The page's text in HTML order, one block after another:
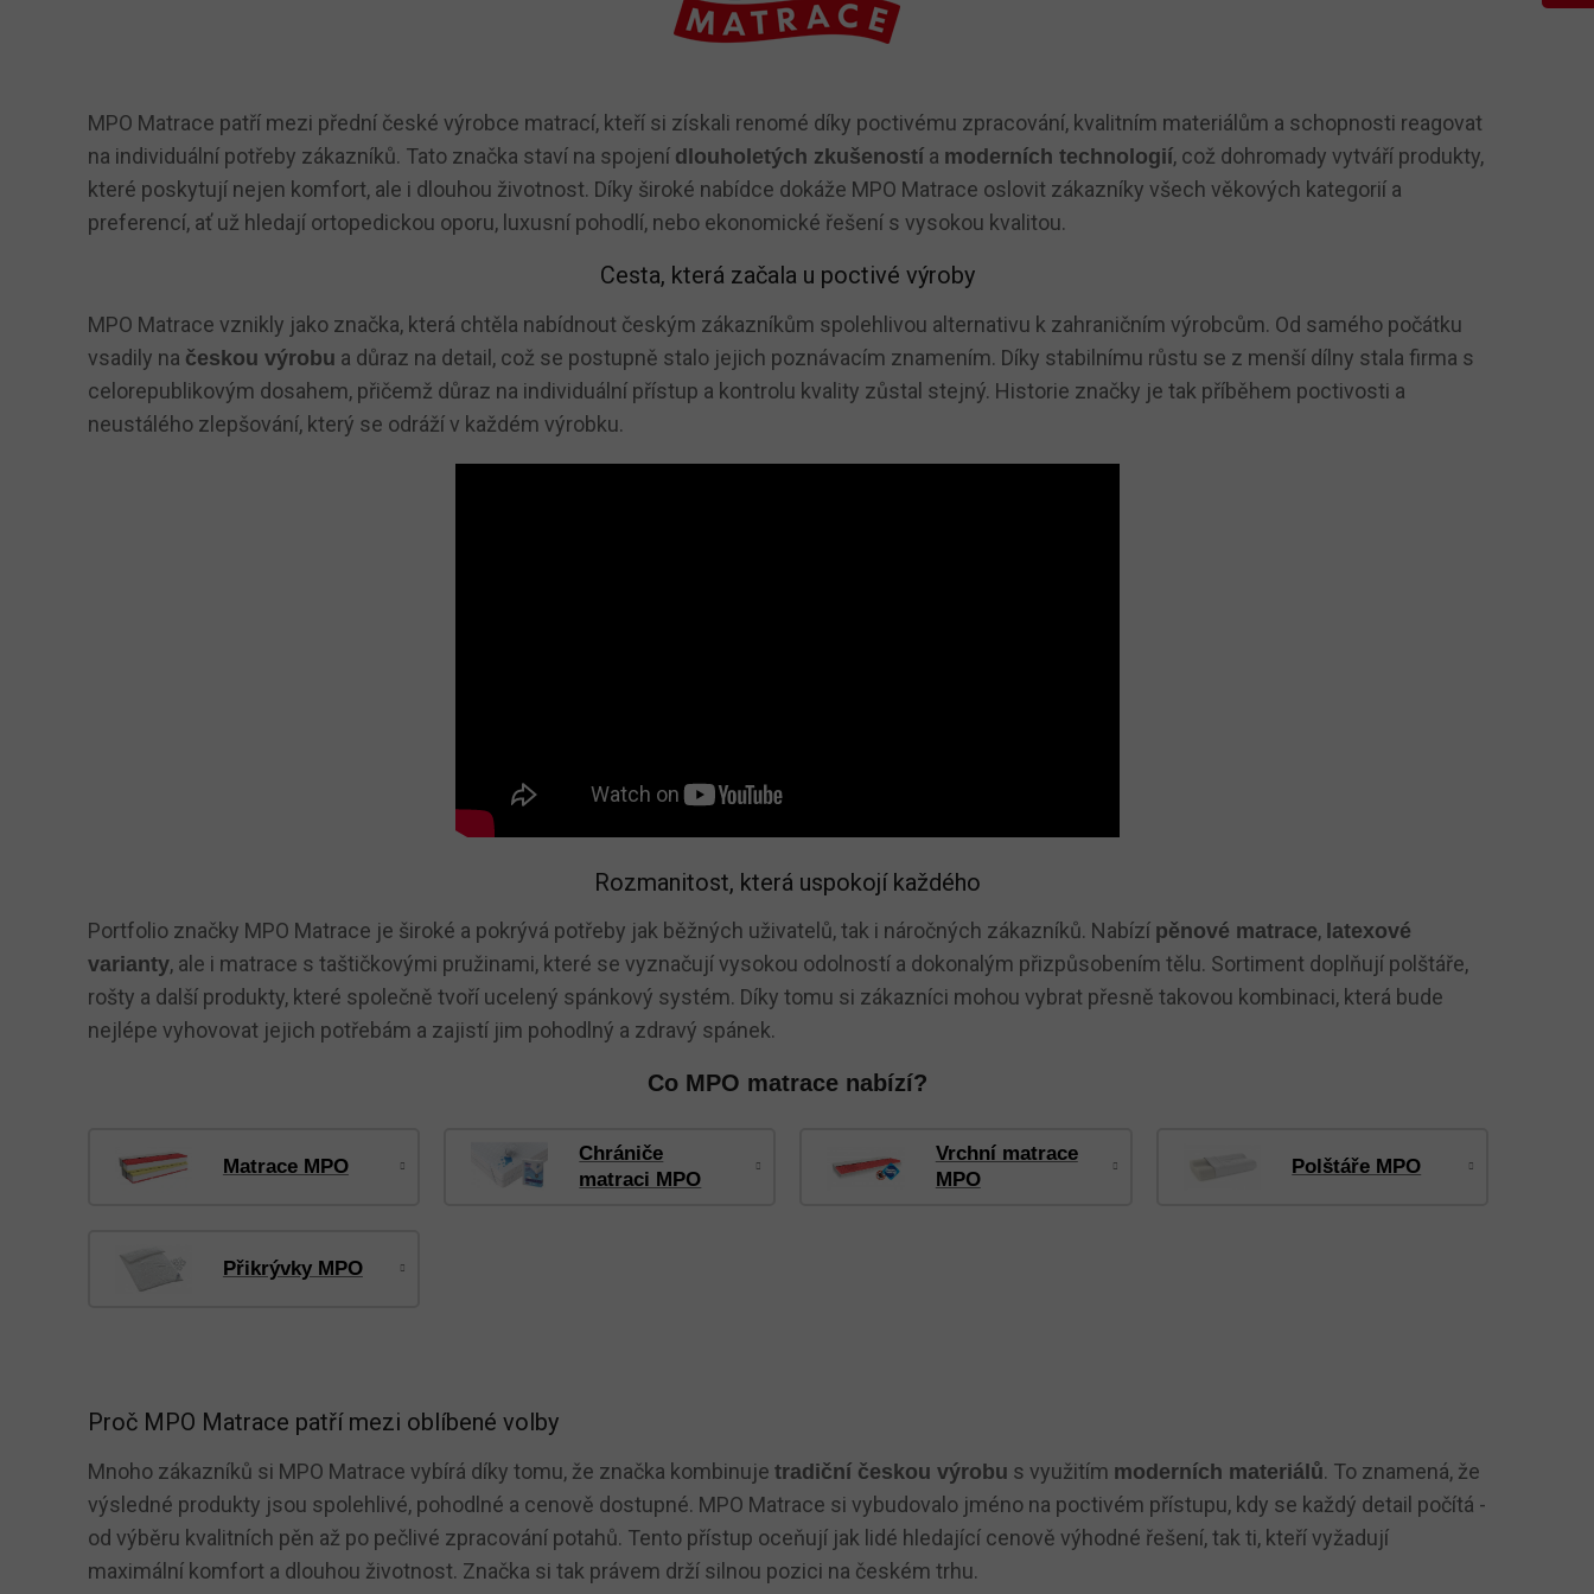
MPO Matrace patří mezi přední české výrobce matrací, kteří si získali renomé díky poctivému zpracování, kvalitním materiálům a schopnosti reagovat
na individuální potřeby zákazníků. Tato značka staví na spojení dlouholetých zkušenostía moderních technologií, což dohromady vytváří produkty,
které poskytují nejen komfort, ale i dlouhou životnost. Díky široké nabídce dokáže MPO Matrace oslovit zákazníky všech věkových kategorií a
preferencí, ať už hledají ortopedickou oporu, luxusní pohodlí, nebo ekonomické řešení s vysokou kvalitou.
Cesta, která začala u poctivé výroby
MPO Matrace vznikly jako značka, která chtěla nabídnout českým zákazníkům spolehlivou alternativu k zahraničním výrobcům. Od samého počátku
vsadily na českou výrobu a důraz na detail, což se postupně stalo jejich poznávacím znamením. Díky stabilnímu růstu se z menší dílny stala firma s
celorepublikovým dosahem, přičemž důraz na individuální přístup a kontrolu kvality zůstal stejný. Historie značky je tak příběhem poctivosti a
neustálého zlepšování, který se odráží v každém výrobku.
Rozmanitost, která uspokojí každého
Portfolio značky MPO Matrace je široké a pokrývá potřeby jak běžných uživatelů, tak i náročných zákazníků. Nabízí pěnové matrace, latexové
varianty, ale i matrace s taštičkovými pružinami, které se vyznačují vysokou odolností a dokonalým přizpůsobením tělu. Sortiment doplňují polštáře,
rošty a další produkty, které společně tvoří ucelený spánkový systém. Díky tomu si zákazníci mohou vybrat přesně takovou kombinaci, která bude
nejlépe vyhovovat jejich potřebám a zajistí jim pohodlný a zdravý spánek.
Co MPO matrace nabízí?
Matrace MPO
Chrániče
matraci MPO
Vrchní matrace
MPO
Polštáře MPO
Přikrývky MPO
Proč MPO Matrace patří mezi oblíbené volby
Mnoho zákazníků si MPO Matrace vybírá díky tomu, že značka kombinuje tradiční českou výrobu s využitím moderních materiálů. To znamená, že
výsledné produkty jsou spolehlivé, pohodlné a cenově dostupné. MPO Matrace si vybudovalo jméno na poctivém přístupu, kdy se každý detail počítá -
od výběru kvalitních pěn až po pečlivé zpracování potahů. Tento přístup oceňují jak lidé hledající cenově výhodné řešení, tak ti, kteří vyžadují
maximální komfort a dlouhou životnost. Značka si tak právem drží silnou pozici na českém trhu.